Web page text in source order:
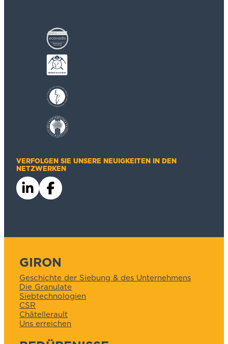
VERFOLGEN SIE UNSERE NEUIGKEITEN IN DEN
NETZWERKEN
GIRON
Geschichte der Siebung & des Unternehmens
Die Granulate
Siebtechnologien
CSR
Châtellerault
Uns erreichen